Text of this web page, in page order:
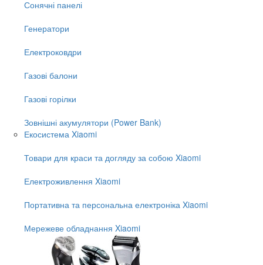
Сонячні панелі
Генератори
Електроковдри
Газові балони
Газові горілки
Зовнішні акумулятори (Power Bank)
Екосистема Xiaomi
Товари для краси та догляду за собою Xiaomi
Електроживлення Xiaomi
Портативна та персональна електроніка Xiaomi
Мережеве обладнання Xiaomi